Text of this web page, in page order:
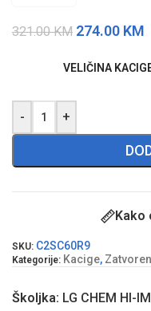
321.00KM 274.00 KM
VELIČINA
- +
Kako
SKU: C2SC60R9
Kategorije: Kacige,
Školjka: LG CHEM HI-